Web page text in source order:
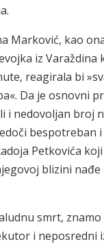
Marković, kao
iz Varaždina
reagirala bi
Da je osnovni
i nedovoljan broj
bespotreban
Petkovića
blizini
smrt,
i neposredni